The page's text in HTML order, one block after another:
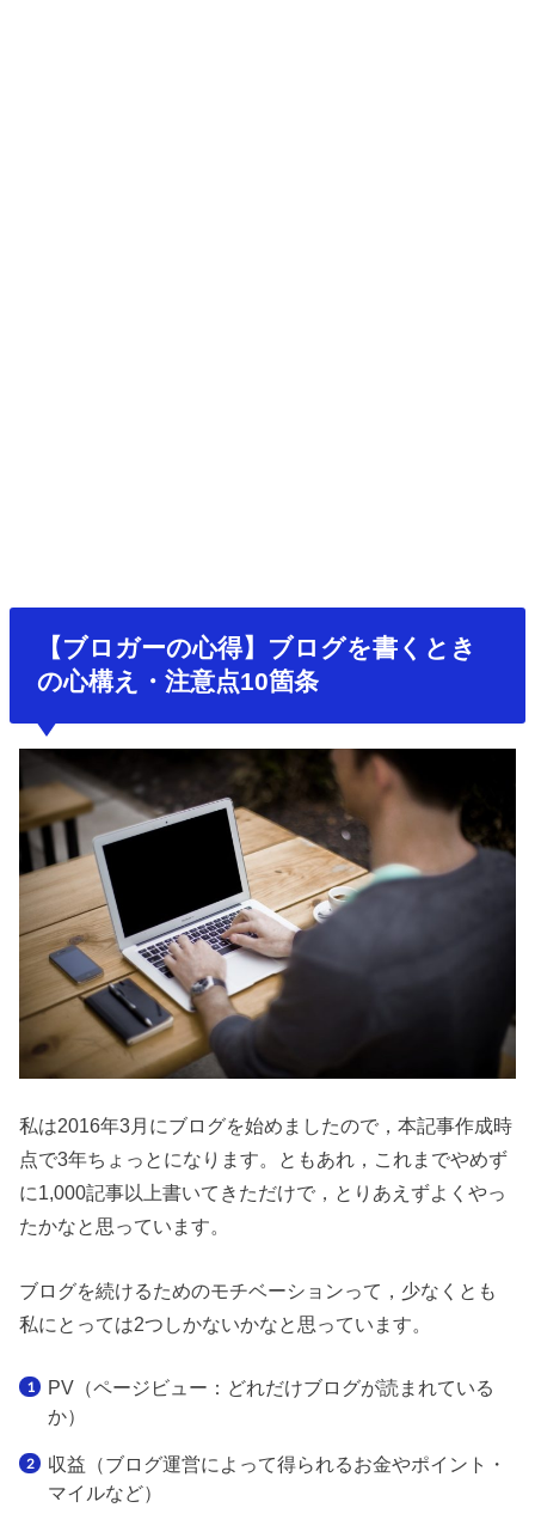
【ブロガーの心得】ブログを書くとき
の心構え・注意点10箇条
私は2016年3月にブログを始めましたので，本記事作成時
点で3年ちょっとになります。ともあれ，これまでやめず
に1,000記事以上書いてきただけで，とりあえずよくやっ
たかなと思っています。
ブログを続けるためのモチベーションって，少なくとも
私にとっては2つしかないかなと思っています。
PV（ページビュー：どれだけブログが読まれている
か）
収益（ブログ運営によって得られるお金やポイント・
マイルなど）